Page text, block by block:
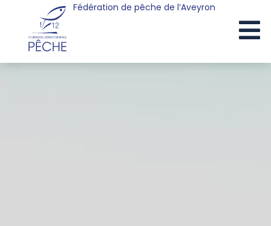
Fédération de pêche de l’Aveyron
Cookies management panel